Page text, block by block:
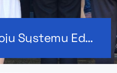
Fundacja Rozwoju Systemu Edukacji x MerchUp: Bejsbolówki dla ambasadorów Sieci EuroPeers Polska